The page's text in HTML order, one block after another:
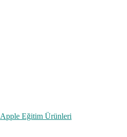
Apple Eğitim Ürünleri